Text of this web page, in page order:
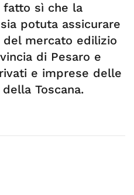
sì che la
potuta assicurare
mercato edilizio
di Pesaro e
e imprese delle
Toscana.